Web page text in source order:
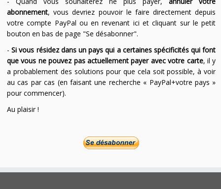
abonnement, vous devriez pouvoir le faire directement depuis
votre compte PayPal ou en revenant ici et cliquant sur le petit
bouton en bas de page "Se désabonner".
-Si vous résidez dans un pays qui a certaines spécificités qui font
que vous ne pouvez pas actuellement payer avec votre carte, il y
a probablement des solutions pour que cela soit possible, à voir
au cas par cas (en faisant une recherche « PayPal+votre pays »
pour commencer).
Au plaisir !